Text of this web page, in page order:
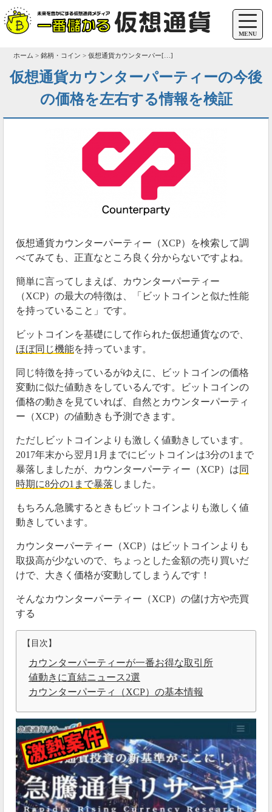
MENU
ホーム > 銘柄・コイン > 仮想通貨カウンターパー[…]
仮想通貨カウンターパーティーの今後
の価格を左右する情報を検証
仮想通貨カウンターパーティー（XCP）を検索して調
べてみても、正直なところ良く分からないですよね。
簡単に言ってしまえば、カウンターパーティー
（XCP）の最大の特徴は、「ビットコインと似た性能
を持っていること」です。
ビットコインを基礎にして作られた仮想通貨なので、
ほぼ同じ機能を持っています。
同じ特徴を持っているがゆえに、ビットコインの価格
変動に似た値動きをしているんです。ビットコインの
価格の動きを見ていれば、自然とカウンターパーティ
ー（XCP）の値動きも予測できます。
ただしビットコインよりも激しく値動きしています。
2017年末から翌月1月までにビットコインは3分の1まで
暴落しましたが、カウンターパーティー（XCP）は同
時期に8分の1まで暴落 しました。
もちろん急騰するときもビットコインよりも激しく値
動きしています。
カウンターパーティー（XCP）はビットコインよりも
取扱高が少ないので、ちょっとした金額の売り買いだ
けで、大きく価格が変動してしまうんです！
そんなカウンターパーティー（XCP）の儲け方や売買
する
【目次】
カウンターパーティーが一番お得な取引所
値動きに直結ニュース2選
カウンターパーティ（XCP）の基本情報